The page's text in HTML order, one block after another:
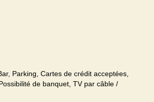
Parking, Cartes de crédit acceptées,
de banquet, TV par câble /